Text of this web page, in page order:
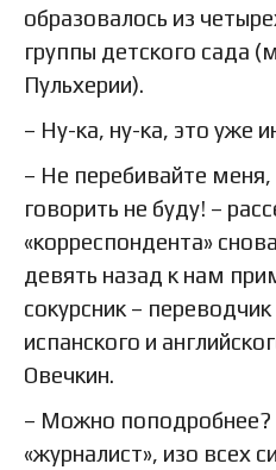
образовалось из
группы детского сада
Пульхерии).
– Ну-ка, ну-ка, это уже
– Не перебивайте
говорить не буду! –
«корреспондента»
девять назад к нам
сокурсник –
испанского и
Овечкин.
– Можно поподробнее?
«журналист», изо всех